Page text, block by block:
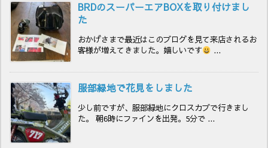
BRDのスーパーエアBOXを取り付けまし
た
おかげさまで最近はこのブログを見て来店されるお
客様が増えてきました。嬉しいです
...
服部緑地で花見をしました
少し前ですが、服部緑地にクロスカブで行きまし
た。 朝6時にファインを出発。5分で ...